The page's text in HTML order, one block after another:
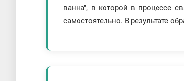
ванна", в которой в процессе
самостоятельно. В результате